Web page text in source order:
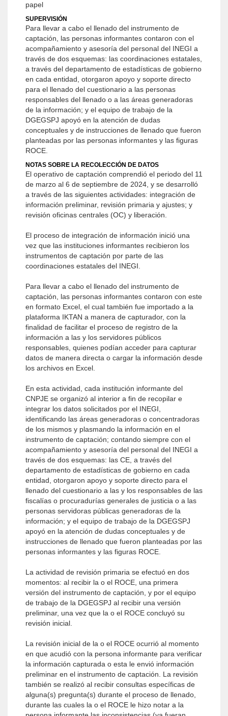
papel
SUPERVISIÓN
Para llevar a cabo el llenado del instrumento de
captación, las personas informantes contaron con el
acompañamiento y asesoría del personal del INEGI a
través de dos esquemas: las coordinaciones estatales,
a través del departamento de estadísticas de gobierno
en cada entidad, otorgaron apoyo y soporte directo
para el llenado del cuestionario a las personas
responsables del llenado o a las áreas generadoras
de la información; y el equipo de trabajo de la
DGEGSPJ apoyó en la atención de dudas
conceptuales y de instrucciones de llenado que fueron
planteadas por las personas informantes y las figuras
ROCE.
NOTAS SOBRE LA RECOLECCIÓN DE DATOS
El operativo de captación comprendió el periodo del 11
de marzo al 6 de septiembre de 2024, y se desarrolló
a través de las siguientes actividades: integración de
información preliminar, revisión primaria y ajustes; y
revisión oficinas centrales (OC) y liberación.
El proceso de integración de información inició una
vez que las instituciones informantes recibieron los
instrumentos de captación por parte de las
coordinaciones estatales del INEGI.
Para llevar a cabo el llenado del instrumento de
captación, las personas informantes contaron con este
en formato Excel, el cual también fue importado a la
plataforma IKTAN a manera de capturador, con la
finalidad de facilitar el proceso de registro de la
información a las y los servidores públicos
responsables, quienes podían acceder para capturar
datos de manera directa o cargar la información desde
los archivos en Excel.
En esta actividad, cada institución informante del
CNPJE se organizó al interior a fin de recopilar e
integrar los datos solicitados por el INEGI,
identificando las áreas generadoras o concentradoras
de los mismos y plasmando la información en el
instrumento de captación; contando siempre con el
acompañamiento y asesoría del personal del INEGI a
través de dos esquemas: las CE, a través del
departamento de estadísticas de gobierno en cada
entidad, otorgaron apoyo y soporte directo para el
llenado del cuestionario a las y los responsables de las
fiscalías o procuradurías generales de justicia o a las
personas servidoras públicas generadoras de la
información; y el equipo de trabajo de la DGEGSPJ
apoyó en la atención de dudas conceptuales y de
instrucciones de llenado que fueron planteadas por las
personas informantes y las figuras ROCE.
La actividad de revisión primaria se efectuó en dos
momentos: al recibir la o el ROCE, una primera
versión del instrumento de captación, y por el equipo
de trabajo de la DGEGSPJ al recibir una versión
preliminar, una vez que la o el ROCE concluyó su
revisión inicial.
La revisión inicial de la o el ROCE ocurrió al momento
en que acudió con la persona informante para verificar
la información capturada o esta le envió información
preliminar en el instrumento de captación. La revisión
también se realizó al recibir consultas específicas de
alguna(s) pregunta(s) durante el proceso de llenado,
durante las cuales la o el ROCE le hizo notar a la